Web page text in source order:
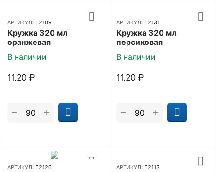
АРТИКУЛ: П2109
Кружка 320 мл
оранжевая
В наличии
11.20 ₽
+
−
АРТИКУЛ: П2131
Кружка 320 мл
персиковая
В наличии
11.20 ₽
+
−
АРТИКУЛ: П2126 АРТИКУЛ: П2113